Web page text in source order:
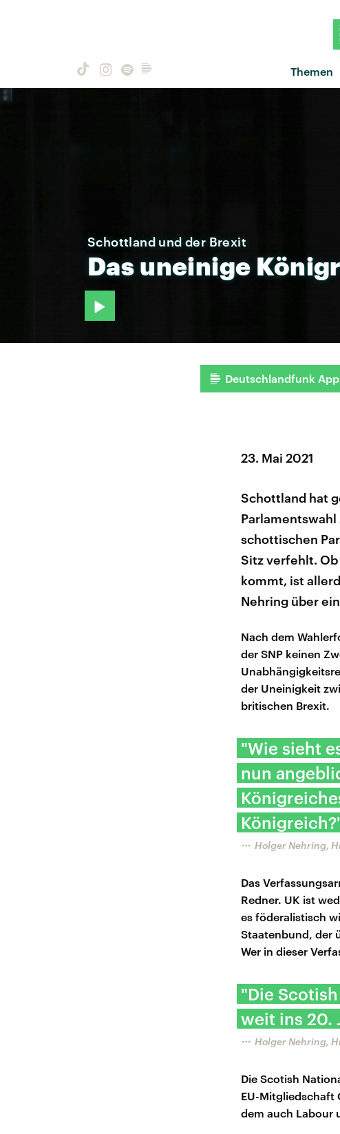
Themen
Schottland und der Brexit
Das uneinige
Deutschlandfunk App
23. Mai 2021
Schottland hat
schottischen
Sitz verfehlt.
kommt, ist
Nehring über
Nach dem
der SNP keinen
der Uneinigkeit
britischen Brexit.
"Wie sieht
nun
Holger Nehring,
Das
Redner. UK ist
es föderalistisch
Staatenbund, der
Wer in dieser
"Die
weit ins 20.
Holger Nehring,
Die Scotish
EU-Mitgliedschaft
dem auch Labour